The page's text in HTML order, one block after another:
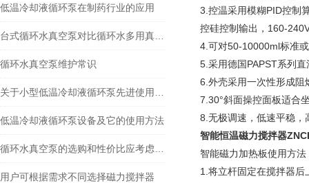
低温冷却液循环泵在制药行业的应用
循环水真空泵维护常识
低温冷却液循环泵设备及它的使用方法
用户可根据需求不同选择磁力搅拌器
3.控温采用模糊PID控制
控硅控制输出，160-
4.可对50-10000ml标准
5.采用德国PAPST系列
6.外壳采用一次性形成阻
7.30°斜面操控面板适合
8.无极调速，低速平稳，
智能恒温磁力搅拌器
智能磁力加热板使用方法
1.将立杆固定在搅拌器